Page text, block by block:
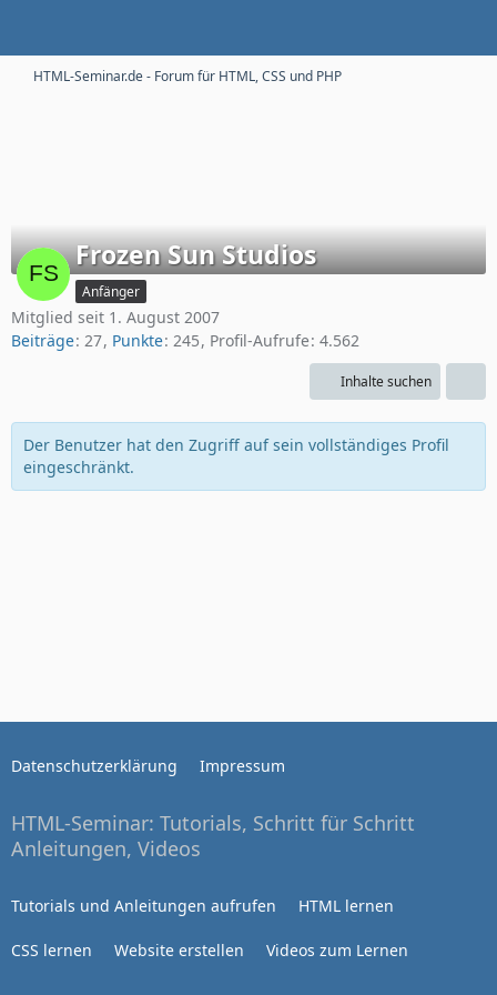
HTML-Seminar.de - Forum für HTML, CSS und PHP
Frozen Sun Studios
Anfänger
Mitglied seit 1. August 2007
Beiträge 27 Punkte 245 Profil-Aufrufe 4.562
Inhalte suchen
Der Benutzer hat den Zugriff auf sein vollständiges Profil
eingeschränkt.
Datenschutzerklärung Impressum
HTML-Seminar: Tutorials, Schritt für Schritt
Anleitungen, Videos
Tutorials und Anleitungen aufrufen HTML lernen
CSS lernen Website erstellen Videos zum Lernen